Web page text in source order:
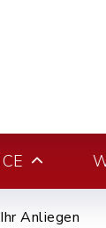
Ihr Anliegen